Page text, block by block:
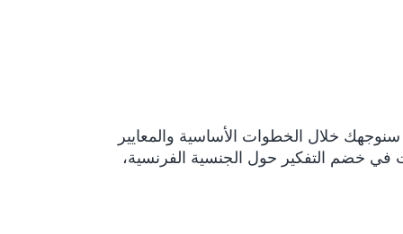
خلال الخطوات الأساسية والمعايير
في خضم التفكير حول الجنسية الفرنسية،